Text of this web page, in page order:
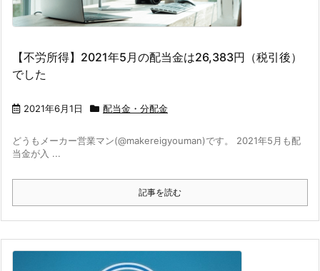
【不労所得】2021年5月の配当金は26,383円（税引後）
でした
2021年6月1日 配当金・分配金
どうもメーカー営業マン(@makereigyouman)です。 2021年5月も配
当金が入 ...
記事を読む